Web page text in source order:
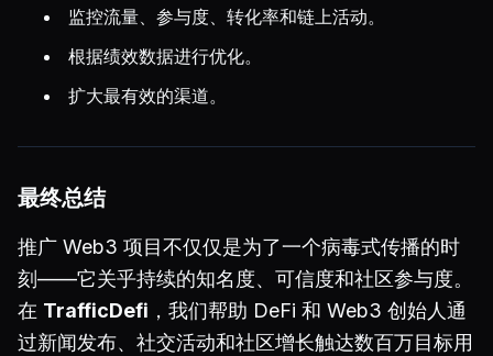
监控流量、参与度、转化率和链上活动。
根据绩效数据进行优化。
扩大最有效的渠道。
最终总结
推广 Web3 项目不仅仅是为了一个病毒式传播的时
刻——它关乎持续的知名度、可信度和社区参与度。
在 TrafficDefi ，我们帮助 DeFi 和 Web3 创始人通
过新闻发布、社交活动和社区增长触达数百万目标用